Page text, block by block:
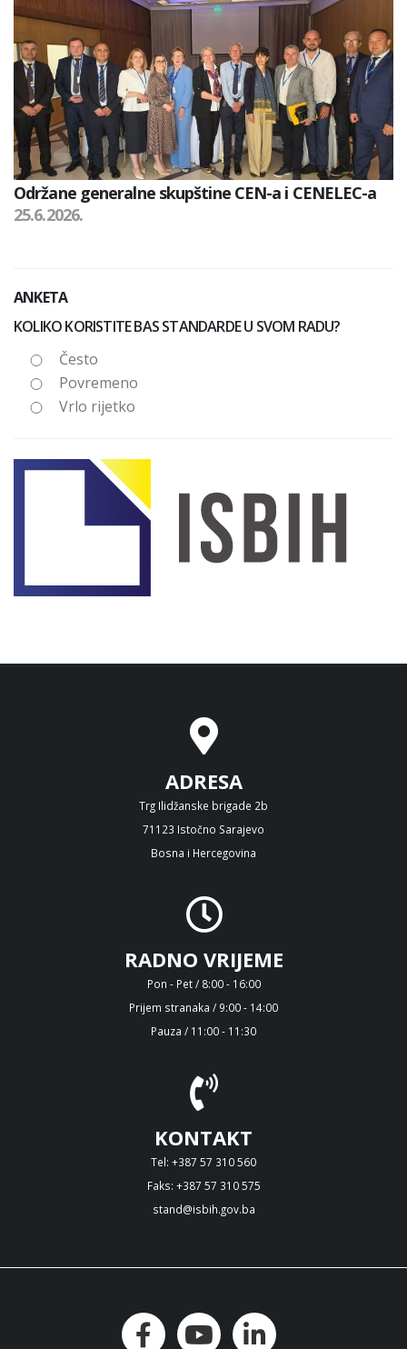
Održane generalne skupštine CEN-a i CENELEC-a
25.6.2026.
ANKETA
KOLIKO KORISTITE BAS STANDARDE U SVOM RADU?
Često
Povremeno
Vrlo rijetko
ADRESA
Trg Ilidžanske brigade 2b
71123 Istočno Sarajevo
Bosna i Hercegovina
RADNO VRIJEME
Pon - Pet / 8:00 - 16:00
Prijem stranaka / 9:00 - 14:00
Pauza / 11:00 - 11:30
KONTAKT
Tel: +387 57 310 560
Faks: +387 57 310 575
stand@isbih.gov.ba